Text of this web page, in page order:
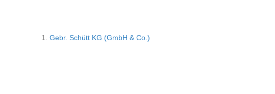
Gebr. Schütt KG (GmbH & Co.)